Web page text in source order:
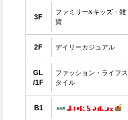
3F
ファミリー&キッズ・雑
貨
2F デイリーカジュアル
GL
/1F
ファッション・ライフス
タイル
B1